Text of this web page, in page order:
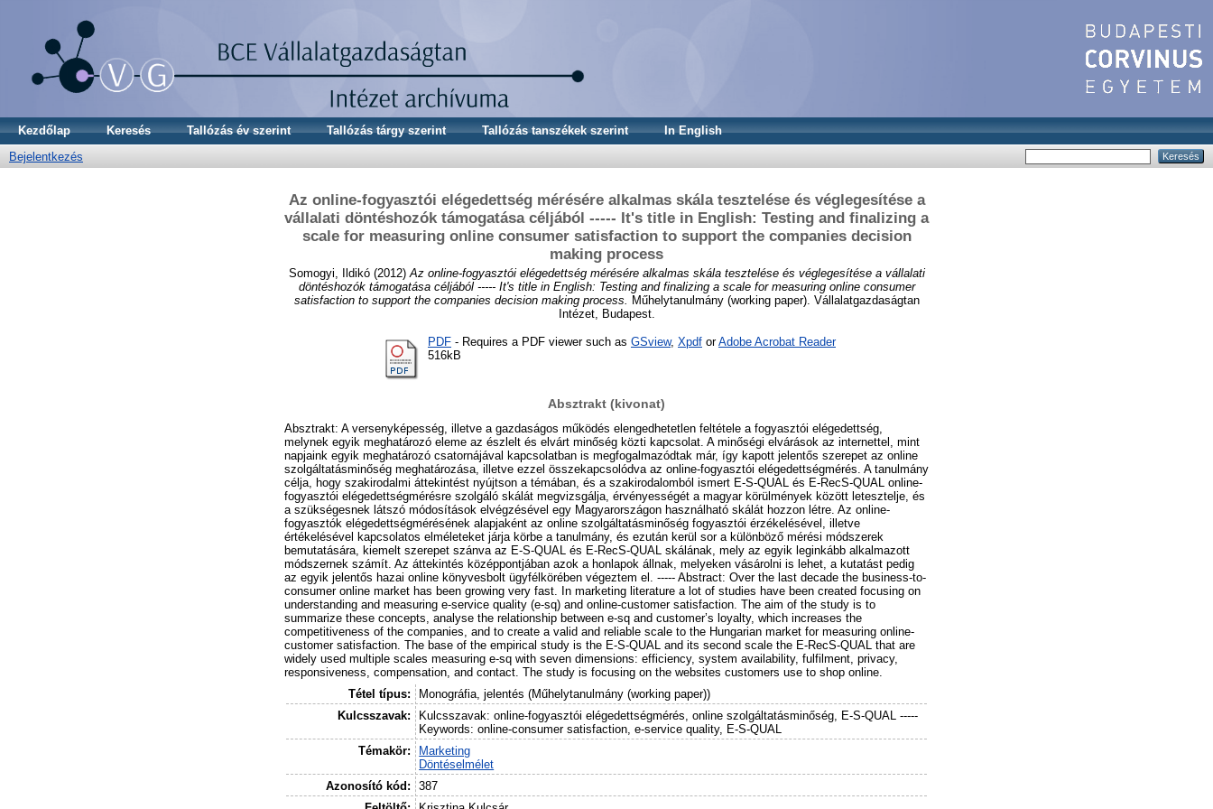
Kezdőlap Keresés Tallózás év szerint Tallózás tárgy szerint Tallózás tanszékek szerint
In English
Bejelentkezés
Az online-fogyasztói elégedettség mérésére alkalmas skála tesztelése és véglegesítése a
vállalati döntéshozók támogatása céljából ----- It's title in English: Testing and finalizing a
scale for measuring online consumer satisfaction to support the companies decision
making process
Somogyi, Ildikó(2012) Az online-fogyasztói elégedettség mérésére alkalmas skála tesztelése és véglegesítése a vállalati
döntéshozók támogatása céljából ----- It's title in English: Testing and finalizing a scale for measuring online consumer
satisfaction to support the companies decision making process.
Műhelytanulmány (working paper). Vállalatgazdaságtan
Intézet, Budapest.
PDF - Requires a PDF viewer such as GSview, Xpdf orAdobe Acrobat Reader
516kB
Absztrakt (kivonat)
Absztrakt: A versenyképesség, illetve a gazdaságos működés elengedhetetlen feltétele a fogyasztói elégedettség,
melynek egyik meghatározó eleme az észlelt és elvárt minőség közti kapcsolat. A minőségi elvárások az internettel, mint
napjaink egyik meghatározó csatornájával kapcsolatban is megfogalmazódtak már, így kapott jelentős szerepet az online
szolgáltatásminőség meghatározása, illetve ezzel összekapcsolódva az online-fogyasztói elégedettségmérés. A tanulmány
célja, hogy szakirodalmi áttekintést nyújtson a témában, és a szakirodalomból ismert E-S-QUAL és E-RecS-QUAL online-
fogyasztói elégedettségmérésre szolgáló skálát megvizsgálja, érvényességét a magyar körülmények között letesztelje, és
a szükségesnek látszó módosítások elvégzésével egy Magyarországon használható skálát hozzon létre. Az online-
fogyasztók elégedettségmérésének alapjaként az online szolgáltatásminőség fogyasztói érzékelésével, illetve
értékelésével kapcsolatos elméleteket járja körbe a tanulmány, és ezután kerül sor a különböző mérési módszerek
bemutatására, kiemelt szerepet szánva az E-S-QUAL és E-RecS-QUAL skálának, mely az egyik leginkább alkalmazott
módszernek számít. Az áttekintés középpontjában azok a honlapok állnak, melyeken vásárolni is lehet, a kutatást pedig
az egyik jelentős hazai online könyvesbolt ügyfélkörében végeztem el. ----- Abstract: Over the last decade the business-to-
consumer online market has been growing very fast. In marketing literature a lot of studies have been created focusing on
understanding and measuring e-service quality (e-sq) and online-customer satisfaction. The aim of the study is to
summarize these concepts, analyse the relationship between e-sq and customer’s loyalty, which increases the
competitiveness of the companies, and to create a valid and reliable scale to the Hungarian market for measuring online-
customer satisfaction. The base of the empirical study is the E-S-QUAL and its second scale the E-RecS-QUAL that are
widely used multiple scales measuring e-sq with seven dimensions: efficiency, system availability, fulfilment, privacy,
responsiveness, compensation, and contact. The study is focusing on the websites customers use to shop online.
Tétel típus:
Monográfia, jelentés (Műhelytanulmány (working paper))
Kulcsszavak:
Kulcsszavak: online-fogyasztói elégedettségmérés, online szolgáltatásminőség, E-S-QUAL -----
Keywords: online-consumer satisfaction, e-service quality, E-S-QUAL
Témakör:
Marketing
Döntéselmélet
Azonosító kód:
387